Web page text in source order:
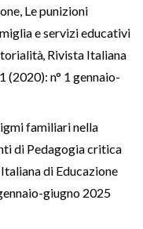
Le punizioni
e servizi educativi
, Rivista Italiana
(2020): n° 1 gennaio-
familiari nella
di Pedagogia critica
di Educazione
giugno 2025